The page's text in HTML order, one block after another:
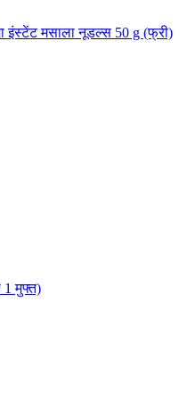
इंस्टेंट मसाला नूडल्स 50 g (फ्री)
1 मुफ्त)